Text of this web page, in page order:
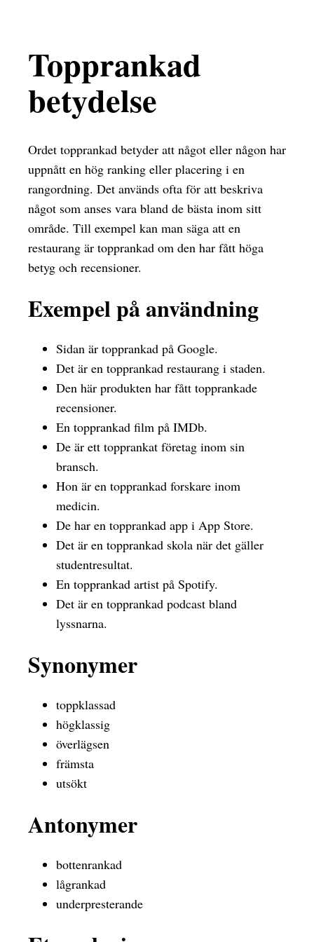
Topprankad
betydelse
Ordet topprankad betyder att något eller någon har
uppnått en hög ranking eller placering i en
rangordning. Det används ofta för att beskriva
något som anses vara bland de bästa inom sitt
område. Till exempel kan man säga att en
restaurang är topprankad om den har fått höga
betyg och recensioner.
Exempel på användning
Sidan är topprankad på Google.
Det är en topprankad restaurang i staden.
Den här produkten har fått topprankade
recensioner.
En topprankad film på IMDb.
De är ett topprankat företag inom sin
bransch.
Hon är en topprankad forskare inom
medicin.
De har en topprankad app i App Store.
Det är en topprankad skola när det gäller
studentresultat.
En topprankad artist på Spotify.
Det är en topprankad podcast bland
lyssnarna.
Synonymer
toppklassad
högklassig
överlägsen
främsta
utsökt
Antonymer
bottenrankad
lågrankad
underpresterande